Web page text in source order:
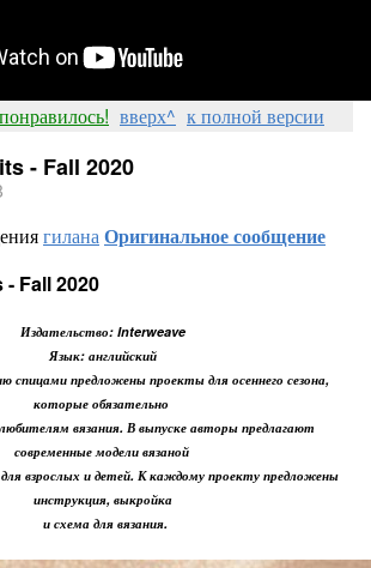
понравилось! вверх^ к полной версии
- Fall 2020
гиланаОригинальное сообщение
Fall 2020
Издательство: Interweave
Язык: английский
спицами предложены проекты для осеннего сезона,
которые обязательно
вязания. В выпуске авторы предлагают
современные модели вязаной
взрослых и детей. К каждому проекту предложены
инструкция, выкройка
и схема для вязания.